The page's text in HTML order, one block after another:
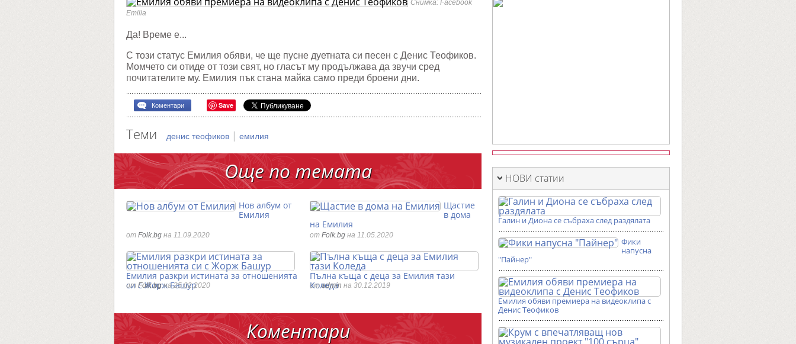
видеоклипа
Снимка: Facebook
Emilia
Да! Време е...
С този статус Емилия обяви, че ще пусне дуетната си песен с Денис Теофиков.
Момчето си отиде от този свят, но гласът му продължава да звучи сред
почитателите му. Емилия пък стана майка само преди броени дни.
Коментари Save
Теми денис теофиков | емилия
Още по темата
Нов албум от
Емилия
от Folk.bg на 11.09.2020
Щастие
в дома
на Емилия
от Folk.bg на 11.05.2020
Емилия разкри истината за отношенията
си с Жорж Башур
от Folk.bgна 25.02.2020
Пълна къща с деца за Емилия тази
Коледа
отadmin на 30.12.2019
Коментари
НОВИ статии
Галин и Диона се събраха след раздялата
Фики
напусна
"Пайнер"
Емилия обяви премиера на видеоклипа с
Денис Теофиков